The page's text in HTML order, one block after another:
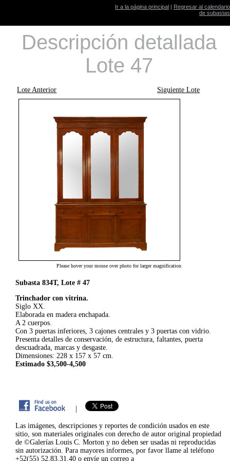
Ir a la página principal | Regresar al calendario
de subastas
Descripción detallada
Lote 47
Lote Anterior Siguiente Lote
Please hover your mouse over photo for larger magnification
Subasta 834T, Lote # 47
Trinchador con vitrina.
Siglo XX.
Elaborada en madera enchapada.
A 2 cuerpos.
Con 3 puertas inferiores, 3 cajones centrales y 3 puertas con vidrio.
Presenta detalles de conservación, de estructura, faltantes, puerta
descuadrada, marcas y desgaste.
Dimensiones: 228 x 157 x 57 cm.
Estimado $3,500-4,500
|
Las imágenes, descripciones y reportes de condición usados en este
sitio, son materiales originales con derecho de autor original propiedad
de ©Galerías Louis C. Morton y no deben ser usadas ni reproducidas
sin autorización. Para mayores informes, por favor llame al teléfono
+52(55) 52.83.31.40 o envíe un correo a